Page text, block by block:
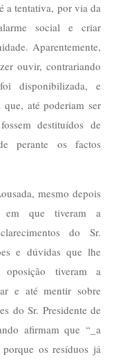
a tentativa, por via da
social e criar
Aparentemente,
ouvir, contrariando
disponibilizada, e
que, até poderiam ser
destituídos de
perante os factos
mesmo depois
em que tiveram a
do Sr.
e dúvidas que lhe
oposição tiveram a
e até mentir sobre
do Sr. Presidente de
afirmam que “_a
os resíduos já